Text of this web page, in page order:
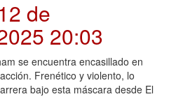
de
20:03
se encuentra encasillado en
Frenético y violento, lo
bajo esta máscara desde El